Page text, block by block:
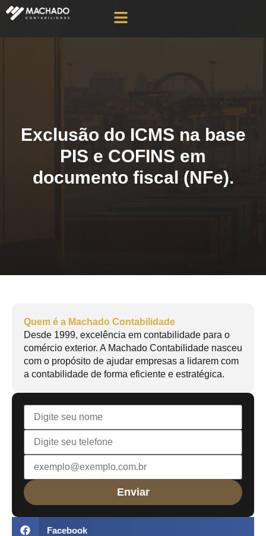
Exclusão do ICMS na base
PIS e COFINS em
documento fiscal (NFe).
Quem é a Machado Contabilidade
Desde 1999, excelência em contabilidade para o
comércio exterior. A Machado Contabilidade nasceu
com o propósito de ajudar empresas a lidarem com
a contabilidade de forma eficiente e estratégica.
Facebook